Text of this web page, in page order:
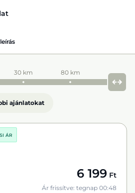
30 km 80 km
ajánlatokat
ÁR
6 199 Ft
Ár frissítve: tegnap 00:48